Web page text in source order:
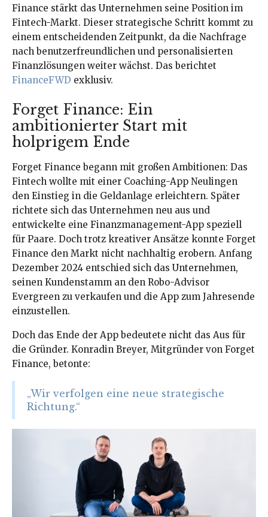
Finance stärkt das Unternehmen seine Position im
Fintech-Markt. Dieser strategische Schritt kommt zu
einem entscheidenden Zeitpunkt, da die Nachfrage
nach benutzerfreundlichen und personalisierten
Finanzlösungen weiter wächst. Das berichtet
FinanceFWD exklusiv.
Forget Finance: Ein
ambitionierter Start mit
holprigem Ende
Forget Finance begann mit großen Ambitionen: Das
Fintech wollte mit einer Coaching-App Neulingen
den Einstieg in die Geldanlage erleichtern. Später
richtete sich das Unternehmen neu aus und
entwickelte eine Finanzmanagement-App speziell
für Paare. Doch trotz kreativer Ansätze konnte Forget
Finance den Markt nicht nachhaltig erobern. Anfang
Dezember 2024 entschied sich das Unternehmen,
seinen Kundenstamm an den Robo-Advisor
Evergreen zu verkaufen und die App zum Jahresende
einzustellen.
Doch das Ende der App bedeutete nicht das Aus für
die Gründer. Konradin Breyer, Mitgründer von Forget
Finance, betonte:
„Wir verfolgen eine neue strategische
Richtung.“